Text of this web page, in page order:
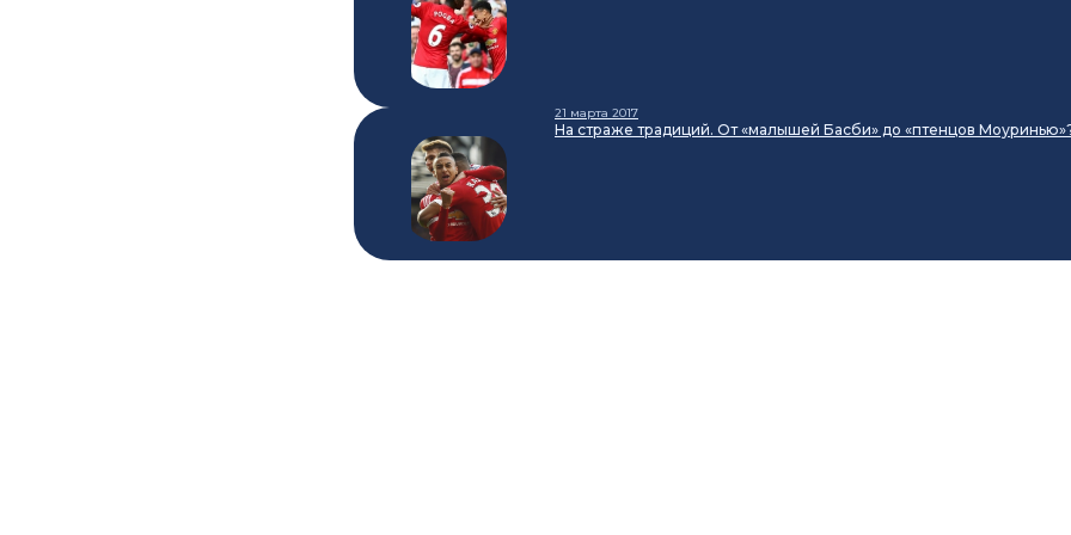
21 марта 2017
На страже традиций. От «малышей Басби» до «птенцов